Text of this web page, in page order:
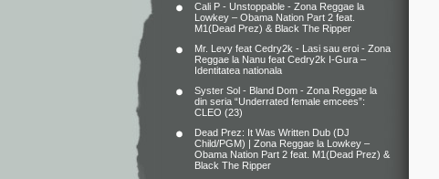
Cali P - Unstoppable - Zona Reggae la
Lowkey – Obama Nation Part 2 feat.
M1(Dead Prez) & Black The Ripper
Mr. Levy feat Cedry2k - Lasi sau eroi - Zona
Reggae la Nanu feat Cedry2k I-Gura –
Identitatea nationala
Syster Sol - Bland Dom - Zona Reggae la
din seria “Underrated female emcees”:
CLEO (23)
Dead Prez: It Was Written Dub (DJ
Child/PGM) | Zona Reggae la Lowkey –
Obama Nation Part 2 feat. M1(Dead Prez) &
Black The Ripper